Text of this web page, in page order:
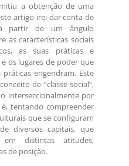
a obtenção de uma
artigo irei dar conta de
partir de um ângulo
as características sociais
as suas práticas e
os lugares de poder que
práticas engendram. Este
de “classe social”,
interseccionalmente por
tentando compreender
que se configuram
diversos capitais, que
distintas atitudes,
de posição.